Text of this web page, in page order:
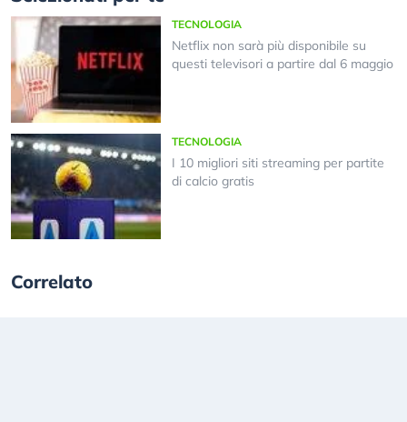
TECNOLOGIA
Netflix non sarà più disponibile su
questi televisori a partire dal 6 maggio
TECNOLOGIA
I 10 migliori siti streaming per partite
di calcio gratis
Correlato